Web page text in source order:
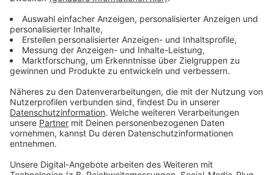
man sich und seine Liebsten umarmen und manchmal
auch loslassen. Nur ein Jahr hat es gedauert, um nach
Michaels Erfolgsalbum "Dreamer" nachzulegen. Im
Hause Schulte sprüht es gerade so vor Kreativität.
eines Kindes zu betrachten. Außerdem spricht er noch
über folgende Dinge: Warum er mit seiner Frau und
seinem Sohn Luis krank geworden ist, welche "Highs"
er in seinem Leben kürzlich noch erfahren hat und